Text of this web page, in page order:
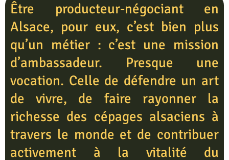
Être producteur-négociant en
Alsace, pour eux, c’est bien plus
qu’un métier : c’est une mission
d’ambassadeur. Presque une
vocation. Celle de défendre un art
de vivre, de faire rayonner la
richesse des cépages alsaciens à
travers le monde et de contribuer
activement à la vitalité du